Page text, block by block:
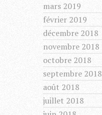
mars 2019
février 2019
décembre 2018
novembre 2018
octobre 2018
septembre 2018
août 2018
juillet 2018